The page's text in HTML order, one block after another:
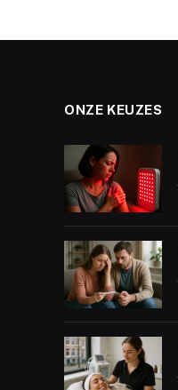
ONZE KEUZES